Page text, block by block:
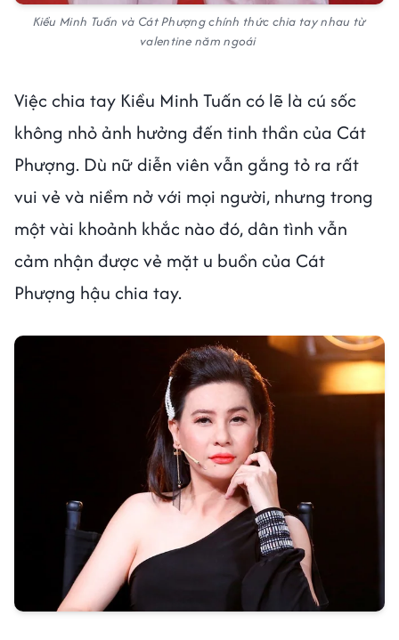
Kiều Minh Tuấn và Cát Phượng chính thức chia tay nhau từ
valentine năm ngoái
Việc chia tay Kiều Minh Tuấn có lẽ là cú sốc
không nhỏ ảnh hưởng đến tinh thần của Cát
Phượng. Dù nữ diễn viên vẫn gắng tỏ ra rất
vui vẻ và niềm nở với mọi người, nhưng trong
một vài khoảnh khắc nào đó, dân tình vẫn
cảm nhận được vẻ mặt u buồn của Cát
Phượng hậu chia tay.